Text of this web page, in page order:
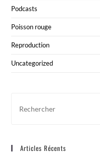
Podcasts
Poisson rouge
Reproduction
Uncategorized
Articles Récents